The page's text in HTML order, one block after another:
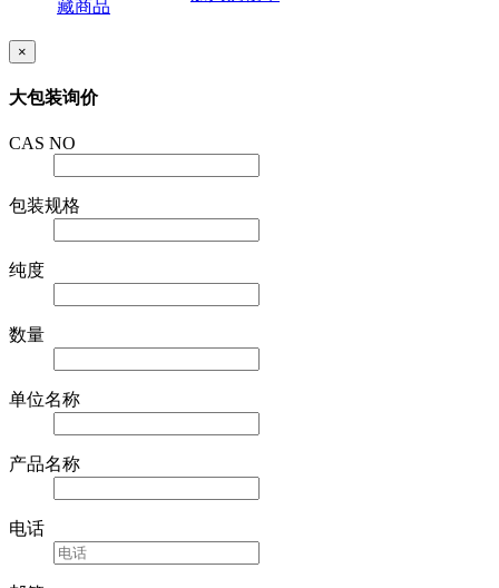
藏商品
×
大包装询价
CAS NO
包装规格
纯度
数量
单位名称
产品名称
电话